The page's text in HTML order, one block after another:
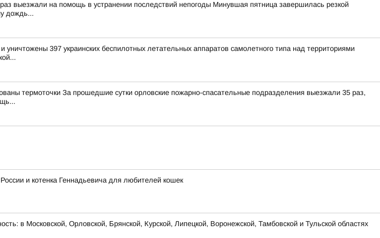
выезжали на помощь в устранении последствий непогоды Минувшая пятница завершилась резкой
дождь...
397 украинских беспилотных летательных аппаратов самолетного типа над территориями
термоточки За прошедшие сутки орловские пожарно-спасательные подразделения выезжали 35 раз,
и котенка Геннадьевича для любителей кошек
в Московской, Орловской, Брянской, Курской, Липецкой, Воронежской, Тамбовской и Тульской областях